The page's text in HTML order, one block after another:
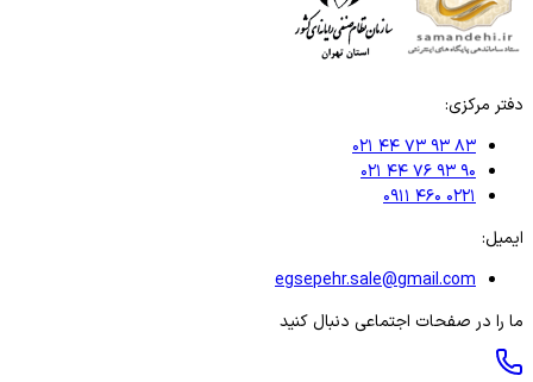
دفتر مرکزی:
۰۲۱ ۴۴ ۷۳ ۹۳ ۸۳
۰۲۱ ۴۴ ۷۶ ۹۳ ۹۰
۰۹۱۱ ۴۶۰ ۰۲۲۱
ایمیل:
egsepehr.sale@gmail.com
ما را در صفحات اجتماعی دنبال کنید